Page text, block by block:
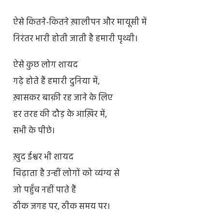
ऐसे कितने-कितने ख़ालीपन और मायूसी में
निरंतर भारी होती जाती है हमारी पृथ्वी।
ऐसे कुछ लोग शायद
गढ़े होते हैं हमारी दुनिया में,
ख़ासकर बाक़ी रह जाने के लिए
हर तरह की दौड़ के आख़िर में,
सभी के पीछे।
ख़ुद ईश्वर भी शायद
चिढ़ाता है उन्हीं लोगों को व्यंग्य से
जो पहुँच नहीं पाते हैं
ठीक जगह पर, ठीक समय पर।